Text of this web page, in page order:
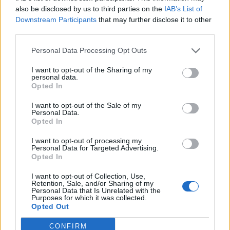
also be disclosed by us to third parties on the IAB’s List of
Downstream Participants that may further disclose it to other
Personal Data Processing Opt Outs
I want to opt-out of the Sharing of my
personal data.
Opted In
I want to opt-out of the Sale of my
Personal Data.
Opted In
I want to opt-out of processing my
Personal Data for Targeted Advertising.
Opted In
I want to opt-out of Collection, Use,
Retention, Sale, and/or Sharing of my
Personal Data that Is Unrelated with the
Purposes for which it was collected.
Opted Out
CONFIRM
Comemorações da Juventude
regressam a Ovar com mais de 50
atividades gratuitas em agosto
DESTAQUES